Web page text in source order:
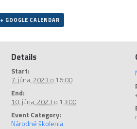
+ GOOGLE CALENDAR
Details
Start:
7. júna, 2023 o 16:00
End:
10. júna, 2023 o 13:00
Event Category:
Národné školenia